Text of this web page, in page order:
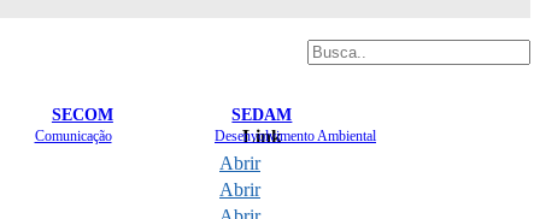
SECOM
Comunicação
SEDAM
Desenvolvimento Ambiental
Link
Abrir
Abrir